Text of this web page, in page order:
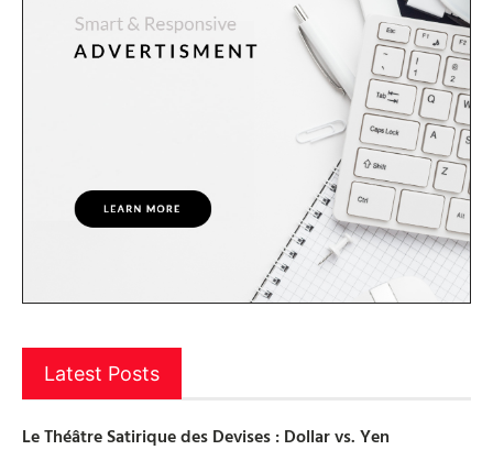
Latest Posts
Le Théâtre Satirique des Devises : Dollar vs. Yen